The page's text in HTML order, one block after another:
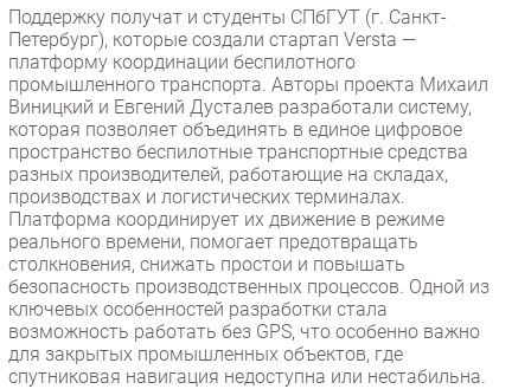
Поддержку получат и студенты СПбГУТ (г. Санкт-
Петербург), которые создали стартап Versta —
платформу координации беспилотного
промышленного транспорта. Авторы проекта Михаил
Виницкий и Евгений Дусталев разработали систему,
которая позволяет объединять в единое цифровое
пространство беспилотные транспортные средства
разных производителей, работающие на складах,
производствах и логистических терминалах.
Платформа координирует их движение в режиме
реального времени, помогает предотвращать
столкновения, снижать простои и повышать
безопасность производственных процессов. Одной из
ключевых особенностей разработки стала
возможность работать без GPS, что особенно важно
для закрытых промышленных объектов, где
спутниковая навигация недоступна или нестабильна.